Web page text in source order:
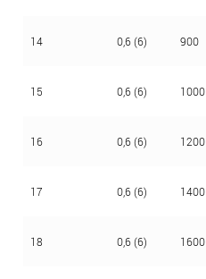
14 0,6 (6) 900
15 0,6 (6) 1000
16 0,6 (6) 1200
17 0,6 (6) 1400
18 0,6 (6) 1600